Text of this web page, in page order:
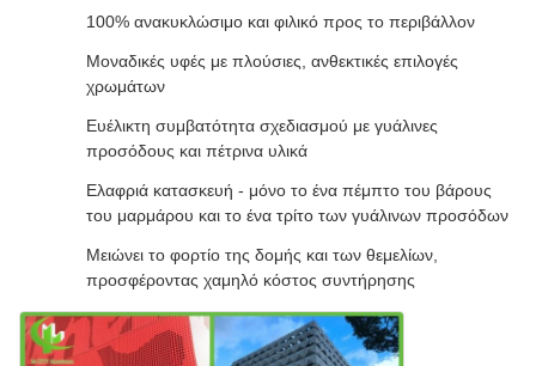
100% ανακυκλώσιμο και φιλικό προς το περιβάλλον
Μοναδικές υφές με πλούσιες, ανθεκτικές επιλογές
χρωμάτων
Ευέλικτη συμβατότητα σχεδιασμού με γυάλινες
προσόδους και πέτρινα υλικά
Ελαφριά κατασκευή - μόνο το ένα πέμπτο του βάρους
του μαρμάρου και το ένα τρίτο των γυάλινων προσόδων
Μειώνει το φορτίο της δομής και των θεμελίων,
προσφέροντας χαμηλό κόστος συντήρησης